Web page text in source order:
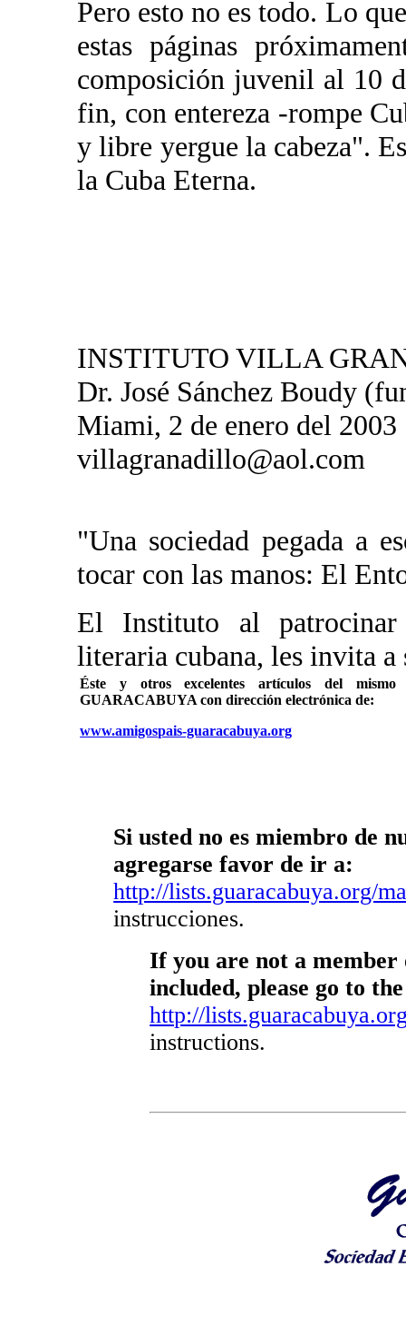
Pero esto no es todo. Lo
estas páginas
composición juvenil al 10
fin, con entereza -rompe
y libre yergue la cabeza".
la Cuba Eterna.
INSTITUTO VILLA
Dr. José Sánchez Boudy
Miami, 2 de enero del 2003
villagranadillo@aol.com
"Una sociedad pegada a
tocar con las manos: El
El Instituto al
literaria cubana, les invita
Éste y otros excelentes artículos del
GUARACABUYA con dirección electrónica de:
www.amigospais-guaracabuya.org
Si usted no es miembro de
agregarse favor de ir a:
http://lists.guaracabuya.org/
instrucciones.
If you are not a
included, please go to
http://
instructions.